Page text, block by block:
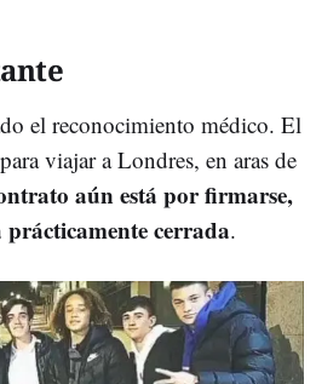
el reconocimiento médico. El
viajar a Londres, en aras de
aún está por firmarse,
cerrada.